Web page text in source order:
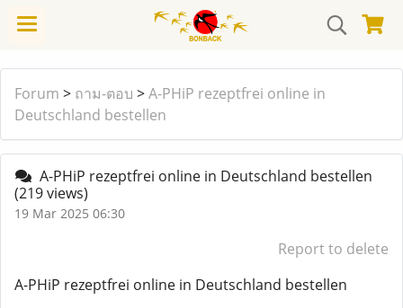
Forum > ถาม-ตอบ >A-PHiP rezeptfrei online in
Deutschland bestellen
A-PHiP rezeptfrei online in Deutschland bestellen
(219 views)
19 Mar 2025 06:30
Report to delete
A-PHiP rezeptfrei online in Deutschland bestellen